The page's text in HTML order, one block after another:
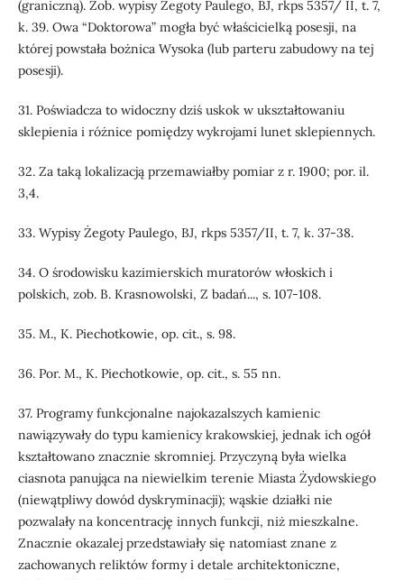
(graniczną). Zob. wypisy Żegoty Paulego, BJ, rkps 5357/ II, t. 7,
k. 39. Owa “Doktorowa” mogła być właścicielką posesji, na
której powstała bożnica Wysoka (lub parteru zabudowy na tej
posesji).
31. Poświadcza to widoczny dziś uskok w ukształtowaniu
sklepienia i różnice pomiędzy wykrojami lunet sklepiennych.
32. Za taką lokalizacją przemawiałby pomiar z r. 1900; por. il.
3,4.
33. Wypisy Żegoty Paulego, BJ, rkps 5357/II, t. 7, k. 37-38.
34. O środowisku kazimierskich muratorów włoskich i
polskich, zob. B. Krasnowolski, Z badań..., s. 107-108.
35. M., K. Piechotkowie, op. cit., s. 98.
36. Por. M., K. Piechotkowie, op. cit., s. 55 nn.
37. Programy funkcjonalne najokazalszych kamienic
nawiązywały do typu kamienicy krakowskiej, jednak ich ogół
kształtowano znacznie skromniej. Przyczyną była wielka
ciasnota panująca na niewielkim terenie Miasta Żydowskiego
(niewątpliwy dowód dyskryminacji); wąskie działki nie
pozwalały na koncentrację innych funkcji, niż mieszkalne.
Znacznie okazalej przedstawiały się natomiast znane z
zachowanych reliktów formy i detale architektoniczne,